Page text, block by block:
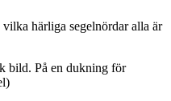
härliga segelnördar alla är
bild. På en dukning för